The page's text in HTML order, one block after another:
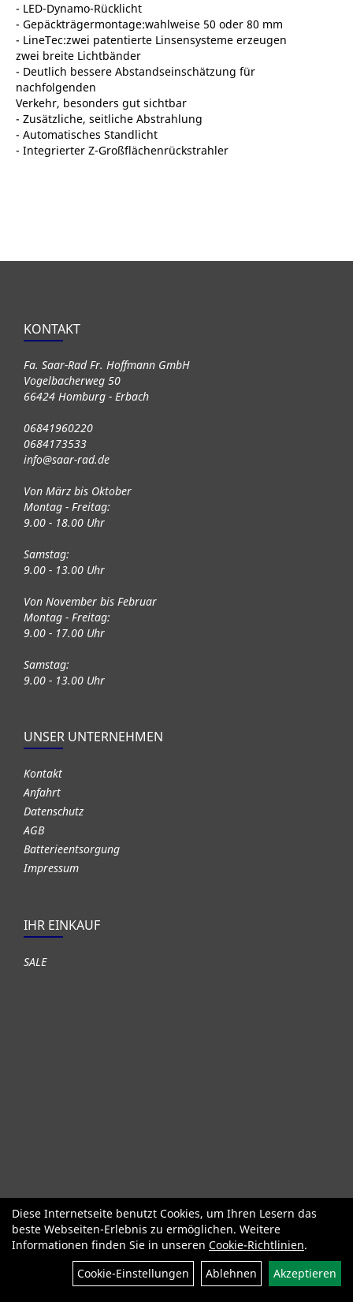
- LED-Dynamo-Rücklicht
- Gepäckträgermontage:wahlweise 50 oder 80 mm
- LineTec:zwei patentierte Linsensysteme erzeugen
zwei breite Lichtbänder
- Deutlich bessere Abstandseinschätzung für
nachfolgenden
Verkehr, besonders gut sichtbar
- Zusätzliche, seitliche Abstrahlung
- Automatisches Standlicht
- Integrierter Z-Großflächenrückstrahler
KONTAKT
Fa. Saar-Rad Fr. Hoffmann GmbH
Vogelbacherweg 50
66424 Homburg - Erbach
06841960220
0684173533
info@saar-rad.de
Von März bis Oktober
Montag - Freitag:
9.00 - 18.00 Uhr
Samstag:
9.00 - 13.00 Uhr
Von November bis Februar
Montag - Freitag:
9.00 - 17.00 Uhr
Samstag:
9.00 - 13.00 Uhr
UNSER UNTERNEHMEN
Kontakt
Anfahrt
Datenschutz
AGB
Batterieentsorgung
Impressum
IHR EINKAUF
SALE
Fahrräder Gute gebrauchte Fahrräder
Roller + Laufräder
Fahrradzubehör
Fahrradteile
Bekleidung Helme Schuhe
SALE
Neuheiten
Diese Internetseite benutzt Cookies, um Ihren Lesern das
beste Webseiten-Erlebnis zu ermöglichen. Weitere
Informationen finden Sie in unseren Cookie-Richtlinien.
Cookie-Einstellungen
Ablehnen Akzeptieren